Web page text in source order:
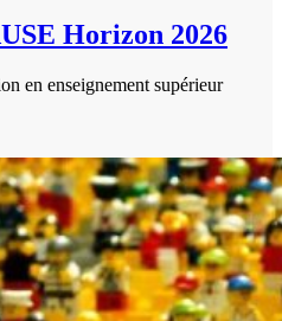
Horizon 2026
en enseignement supérieur